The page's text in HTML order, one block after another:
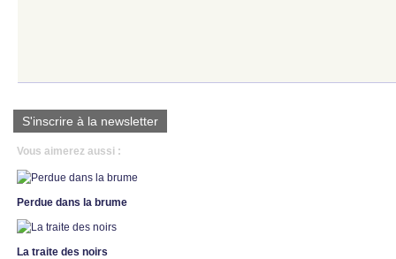
S'inscrire à la newsletter
Vous aimerez aussi :
Perdue dans la brume
La traite des noirs